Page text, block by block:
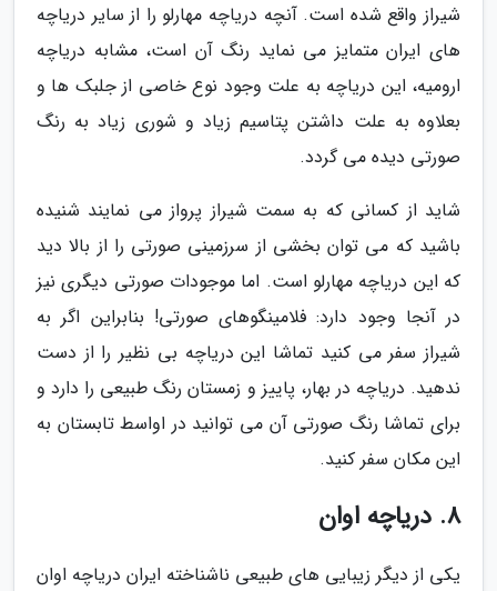
شیراز واقع شده است. آنچه دریاچه مهارلو را از سایر دریاچه
های ایران متمایز می نماید رنگ آن است، مشابه دریاچه
ارومیه، این دریاچه به علت وجود نوع خاصی از جلبک ها و
بعلاوه به علت داشتن پتاسیم زیاد و شوری زیاد به رنگ
صورتی دیده می گردد.
شاید از کسانی که به سمت شیراز پرواز می نمایند شنیده
باشید که می توان بخشی از سرزمینی صورتی را از بالا دید
که این دریاچه مهارلو است. اما موجودات صورتی دیگری نیز
در آنجا وجود دارد: فلامینگوهای صورتی! بنابراین اگر به
شیراز سفر می کنید تماشا این دریاچه بی نظیر را از دست
ندهید. دریاچه در بهار، پاییز و زمستان رنگ طبیعی را دارد و
برای تماشا رنگ صورتی آن می توانید در اواسط تابستان به
این مکان سفر کنید.
8. دریاچه اوان
یکی از دیگر زیبایی های طبیعی ناشناخته ایران دریاچه اوان